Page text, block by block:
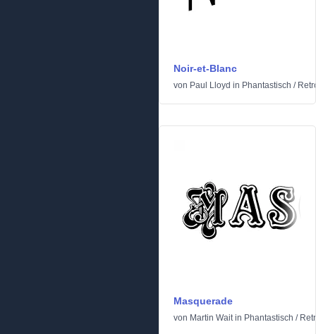
Noir-et-Blanc
von Paul Lloyd in Phantastisch /
Masquerade
von Martin Waitin Phantastisch /